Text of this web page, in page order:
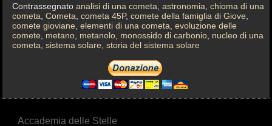
Contrassegnato analisi di una cometa ,astronomia ,chioma di una
cometa ,Cometa ,cometa 45P,comete della famiglia di Giove
comete gioviane ,elementi di una cometa ,evoluzione delle
comete
metano metanolo monossido di carbonio nucleo di una
cometa ,sistema solare ,storia del sistema solare
Accademia delle Stelle